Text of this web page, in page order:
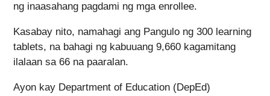
ng inaasahang pagdami ng mga enrollee.
Kasabay nito, namahagi ang Pangulo ng 300 learning
tablets, na bahagi ng kabuuang 9,660 kagamitang
ilalaan sa 66 na paaralan.
Ayon kay Department of Education (DepEd)